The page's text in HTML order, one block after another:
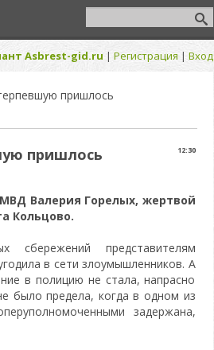
Asbrest-gid.ru | Регистрация | Вход
пришлось
12:30
пришлось
МВД Валерия Горелых, жертвой
Кольцово.
представителям
в сети злоумышленников. А
в полицию не стала, напрасно
было предела, когда в одном из
задержана,